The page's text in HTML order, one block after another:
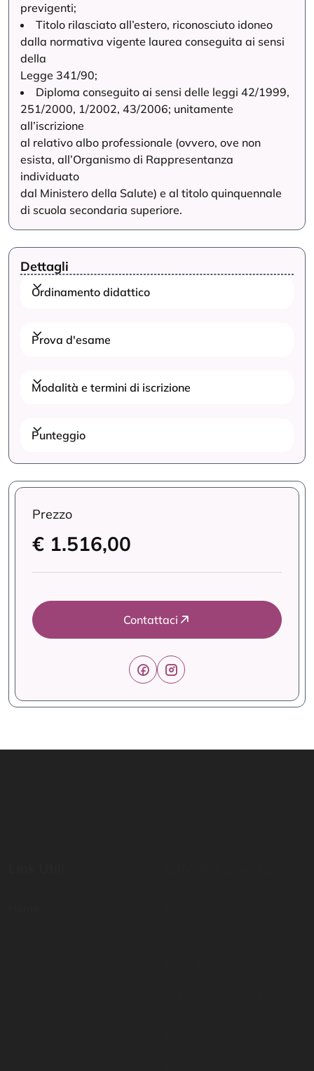
previgenti;
Titolo rilasciato all’estero, riconosciuto idoneo
dalla normativa vigente laurea conseguita ai sensi
della
Legge 341/90;
Diploma conseguito ai sensi delle leggi 42/1999,
251/2000, 1/2002, 43/2006; unitamente
all’iscrizione
al relativo albo professionale (ovvero, ove non
esista, all’Organismo di Rappresentanza
individuato
dal Ministero della Salute) e al titolo quinquennale
di scuola secondaria superiore.
Dettagli
Ordinamento didattico
Prova d'esame
Modalità e termini di iscrizione
Punteggio
Prezzo
€ 1.516,00
Contattaci